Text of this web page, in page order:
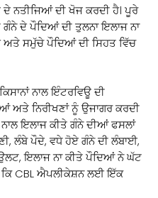
ਨਤੀਜਿਆਂ ਦੀ ਖੋਜ ਕਰਦੀ ਹੈ। ਪੂਰੇ
ਦੇ ਪੌਦਿਆਂ ਦੀ ਤੁਲਨਾ ਇਲਾਜ ਨਾ
ਅਤੇ ਸਮੁੱਚੇ ਪੌਦਿਆਂ ਦੀ ਸਿਹਤ ਵਿੱਚ
ਨਾਲ ਇੰਟਰਵਿਊ ਦੀ
ਅਤੇ ਨਿਰੀਖਣਾਂ ਨੂੰ ਉਜਾਗਰ ਕਰਦੀ
ਨਾਲ ਇਲਾਜ ਕੀਤੇ ਗੰਨੇ ਦੀਆਂ ਫਸਲਾਂ
ਲੰਬੇ ਪੌਦੇ, ਵਧੇ ਹੋਏ ਗੰਨੇ ਦੀ ਲੰਬਾਈ,
ਇਲਾਜ ਨਾ ਕੀਤੇ ਪੌਦਿਆਂ ਨੇ ਘੱਟ
CBL ਐਪਲੀਕੇਸ਼ਨ ਲਈ ਇੱਕ